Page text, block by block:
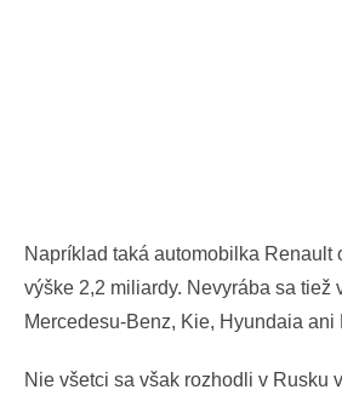
Napríklad taká automobilka Renault
výške 2,2 miliardy. Nevyrába sa tiež
Mercedesu-Benz, Kie, Hyundaia ani
Nie všetci sa však rozhodli v Rusku